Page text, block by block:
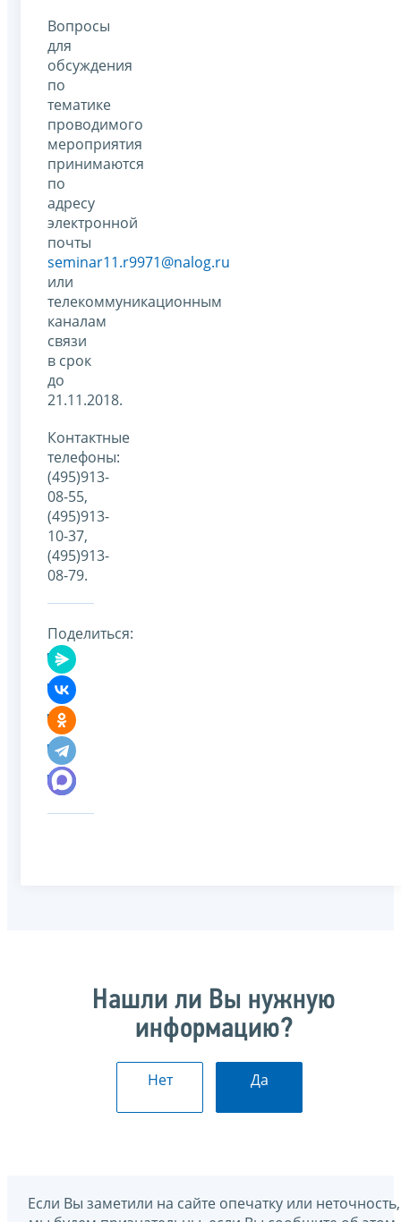
Вопросы
для
обсуждения
по
тематике
проводимого
мероприятия
принимаются
по
адресу
электронной
почты
seminar11.r9971@nalog.ru
или
телекоммуникационным
каналам
связи
в срок
до
21.11.2018.
Контактные
телефоны:
(495)913-
08-55,
(495)913-
10-37,
(495)913-
08-79.
Поделиться:
Нашли ли Вы нужную
информацию?
Нет Да
Если Вы заметили на сайте опечатку или неточность,